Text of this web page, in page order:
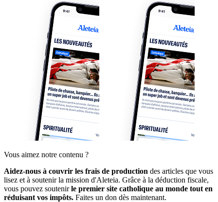
Vous aimez notre contenu ?
Aidez-nous à couvrir les frais de production des articles que vous
lisez et à soutenir la mission d'Aleteia. Grâce à la déduction fiscale,
vous pouvez soutenirle premier site catholique au monde tout en
réduisant vos impôts. Faites un don dès maintenant.